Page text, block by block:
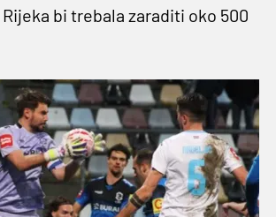
bi trebala zaraditi oko 500